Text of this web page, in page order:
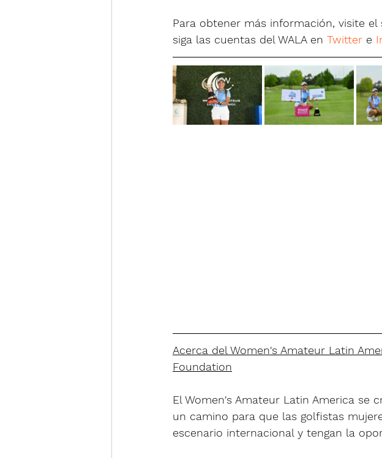
Para obtener más información, visite
siga las cuentas del WALA en Twitter e
Acerca del Women's Amateur Latin
Foundation
El Women's Amateur Latin America
un camino para que las golfistas
escenario internacional y tengan la